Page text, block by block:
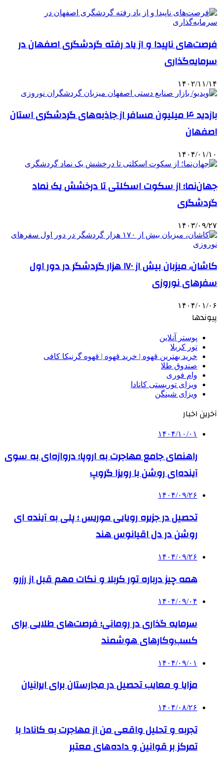
فرصت‌های ناپیدا و از یاد رفته‌ گردشگری اصفهان در
سرمایه‌گذاری
۱۴۰۲/۱۱/۱۴
بازدید ۴ میلیون مسافر از جاذبه‌های گردشگری استان
اصفهان
۱۴۰۴/۰۱/۱۰
جهان‌نما؛ از سکوت اسکلتی تا درخشش یک نماد
گردشگری
۱۴۰۳/۰۹/۲۷
کاشان، میزبان بیش از ۱۷۰ هزار گردشگر در دور اول
سفرهای نوروزی
۱۴۰۴/۰۱/۰۶
پیوندها
پوستر آنلاین
تور کربلا
خرید بهترین قهوه | خرید قهوه | قهوه گرنیکا کافی
صندوق طلا
وام فوری
ویزای توریستی کانادا
ویزای شینگن
آخرین اخبار
۱۴۰۴/۱۰/۰۱
راهنمای جامع مهاجرت به اروپا؛ دروازه‌ای به سوی
آینده‌ای روشن با رویزا گروپ
۱۴۰۴/۰۹/۲۶
تحصیل در جزیره رویایی موریس ؛ پلی به آینده ‌ای
روشن در دل اقیانوس ‌هند
۱۴۰۴/۰۹/۲۶
همه چیز درباره تور کربلا و نکات مهم قبل از رزرو
۱۴۰۴/۰۹/۰۴
سرمایه گذاری در رومانی؛ فرصت‌های طلایی برای
کسب‌وکارهای هوشمند
۱۴۰۴/۰۹/۰۱
مزایا و معایب تحصیل در مجارستان برای ایرانیان
۱۴۰۴/۰۸/۲۶
تجربه و تحلیل واقعی من از مهاجرت به کانادا با
تمرکز بر قوانین و داده‌های معتبر